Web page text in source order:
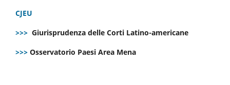
CJEU
>>> Giurisprudenza delle Corti Latino-americane
>>> Osservatorio Paesi Area Mena